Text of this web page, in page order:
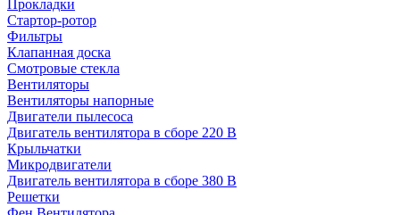
Прокладки
Стартор-ротор
Фильтры
Клапанная доска
Смотровые стекла
Вентиляторы
Вентиляторы напорные
Двигатели пылесоса
Двигатель вентилятора в сборе 220 В
Крыльчатки
Микродвигатели
Двигатель вентилятора в сборе 380 В
Решетки